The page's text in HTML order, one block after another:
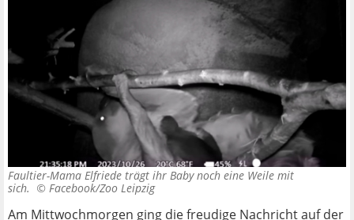
Faultier-Mama Elfriede trägt ihr Baby noch eine Weile mit
sich. © Facebook/Zoo Leipzig
Am Mittwochmorgen ging die freudige Nachricht auf der